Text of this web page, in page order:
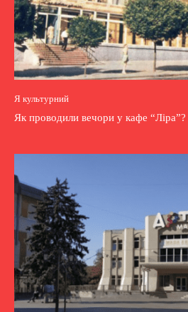
Я культурний
Як проводили вечори у кафе “Ліра”?